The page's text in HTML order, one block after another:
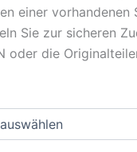
einer
Sie zur sicheren
oder die